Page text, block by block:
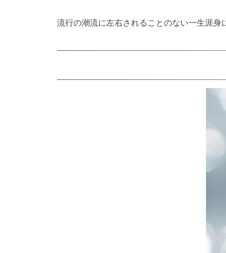
流行の潮流に左右されることのない一生涯身